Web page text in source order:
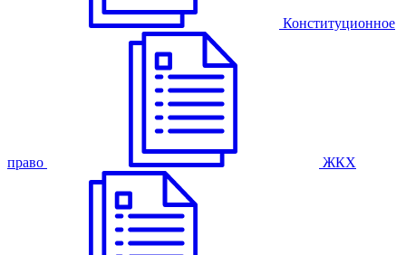
Конституционное
право ЖКХ